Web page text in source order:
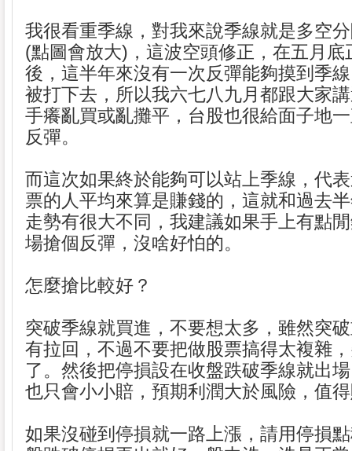
我很看重季線，對我來說季線就是多空
(點圖會放大)，這波空頭修正，在五月底
後，這半年來沒有一次反彈能夠摸到季
被打下去，所以我六七八九月都跟大家
手癢亂買或亂攤平，台股也很給面子地
反彈。
而這次如果終於能夠可以站上季線，代
票的人平均來算是賺錢的，這就和過去
走勢有很大不同，我建議如果手上有點
場搶個反彈，沒啥好怕的。
怎麼搶比較好？
突破季線就買進，不要想太多，雖然突
有拉回，不過不要把做股票搞得太複雜
了。然後把停損設在收盤跌破季線就出
也只會小小賠，預期利潤大於風險，值
如果沒碰到停損就一路上漲，請用停損